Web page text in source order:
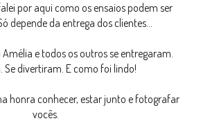
por aqui como os ensaios podem ser
depende da entrega dos clientes...
Amélia e todos os outros se entregaram.
Se divertiram. E como foi lindo!
honra conhecer, estar junto e fotografar
vocês.